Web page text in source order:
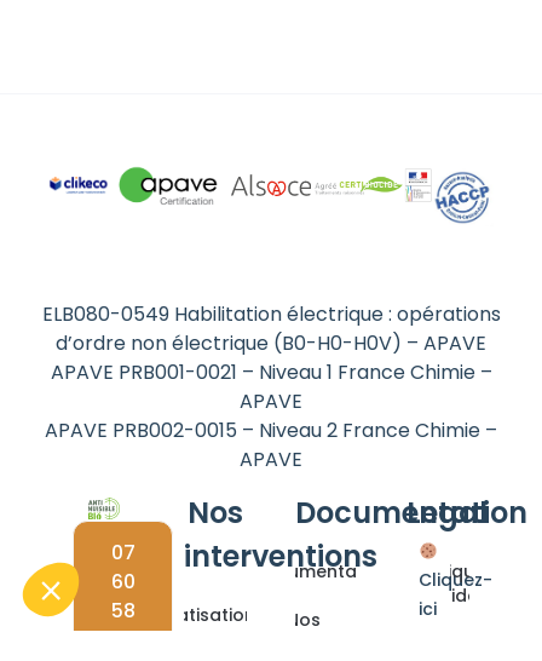
ELB080-0549 Habilitation électrique : opérations
d’ordre non électrique (B0-H0-H0V) – APAVE
APAVE PRB001-0021 – Niveau 1 France Chimie –
APAVE
APAVE PRB002-0015 – Niveau 2 France Chimie –
APAVE
07
60
58
48
Nos
interventions
Dératisation
Documentation
Documentations
Nos
Legal
Politique de
confidentialité
Cliquez-
ici